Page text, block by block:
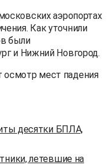
аэропортах
Как уточнили
были
и Нижний Новгород.
мест падения
десятки БПЛА,
летевшие на